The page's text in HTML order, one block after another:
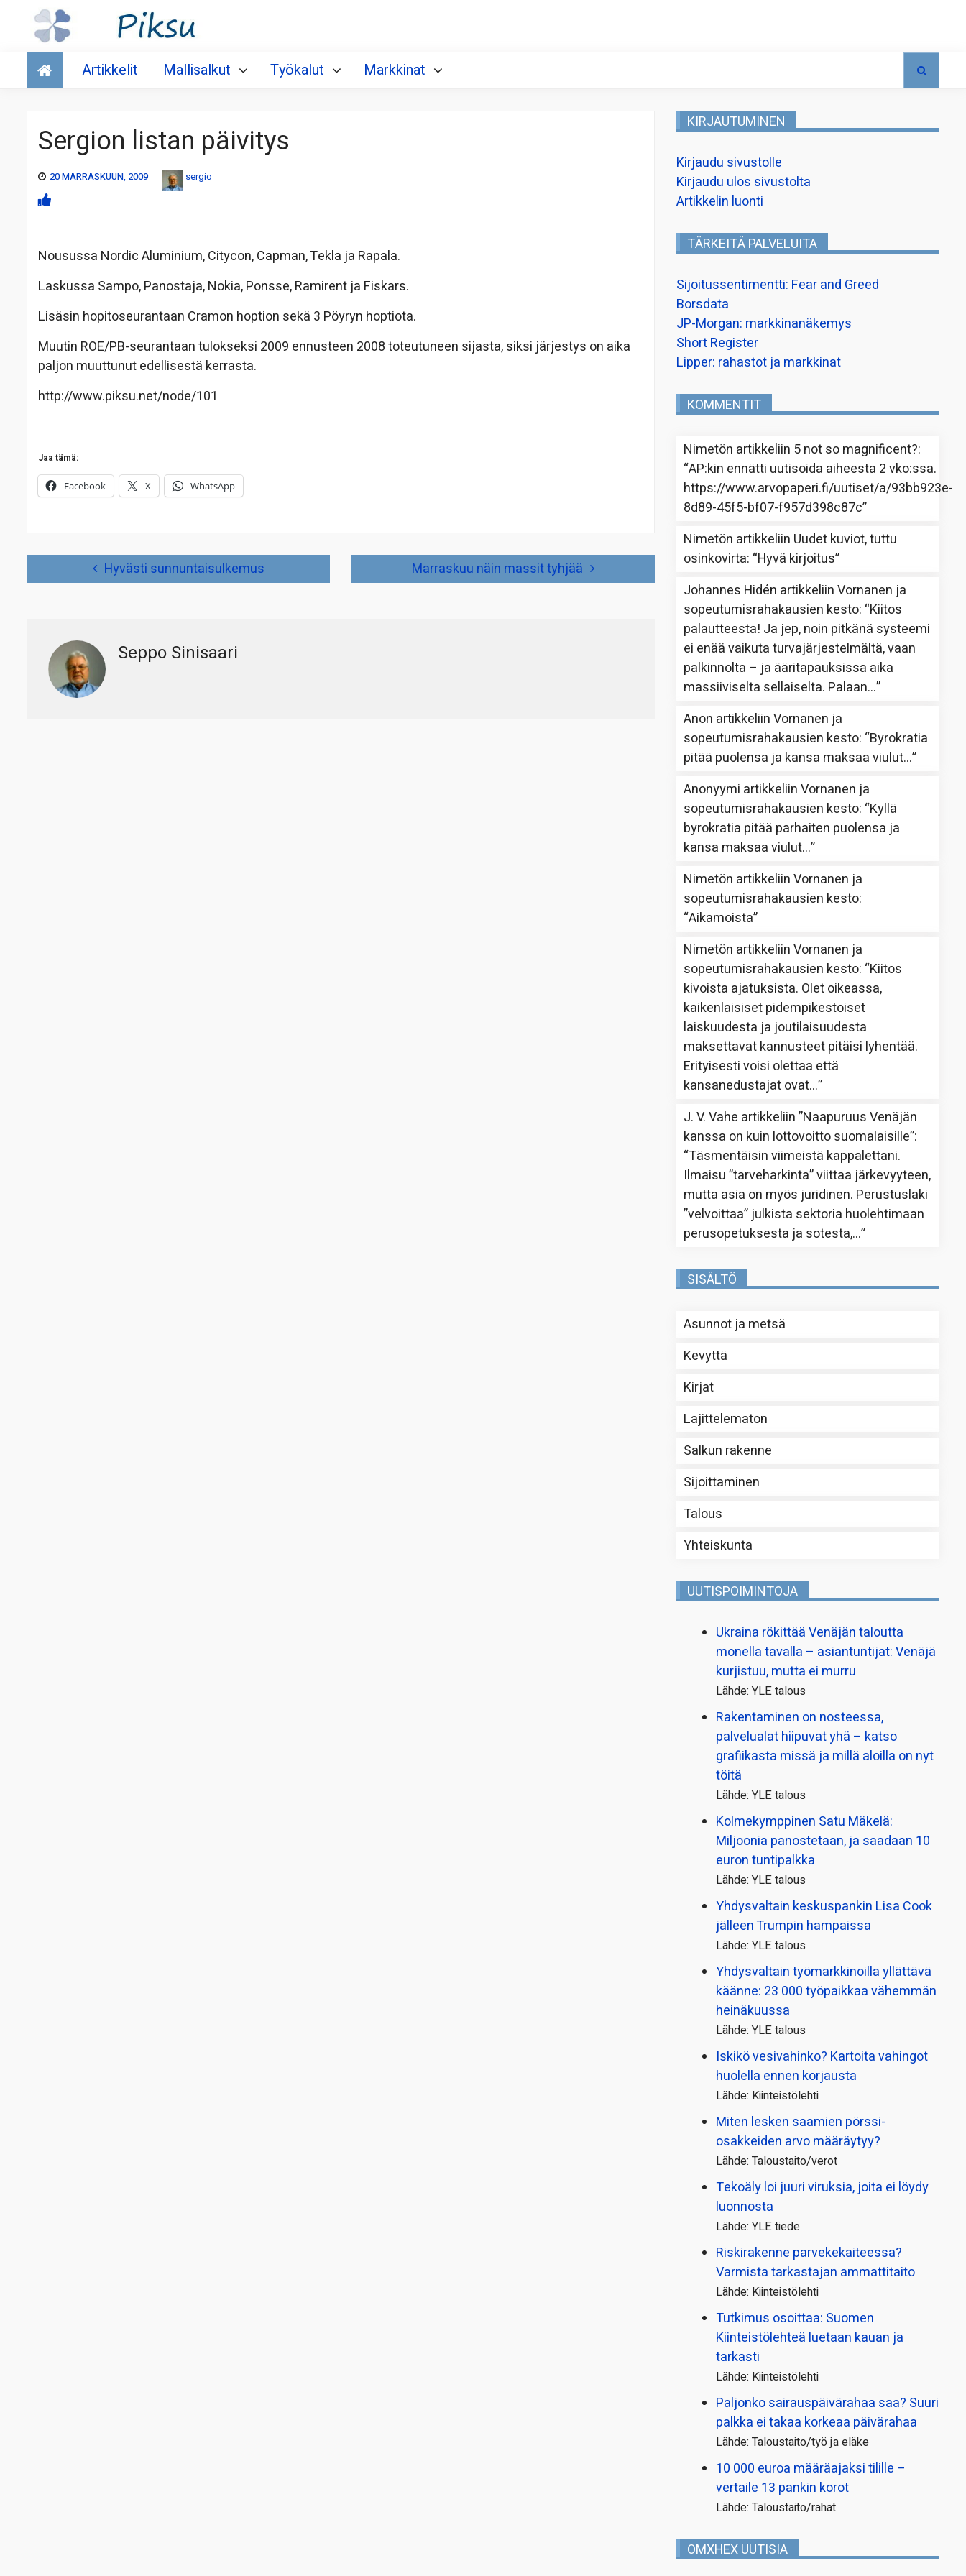
Talous
Artikkelit Mallisalkut Työkalut Markkinat
Sergion listan päivitys
20 MARRASKUUN, 2009 sergio
Nousussa Nordic Aluminium, Citycon, Capman, Tekla ja Rapala.
Laskussa Sampo, Panostaja, Nokia, Ponsse, Ramirent ja Fiskars.
Lisäsin hopitoseurantaan Cramon hoption sekä 3 Pöyryn hoptiota.
Muutin ROE/PB-seurantaan tulokseksi 2009 ennusteen 2008 toteutuneen sijasta, siksi järjestys on aika
paljon muuttunut edellisestä kerrasta.
http://www.piksu.net/node/101
Jaa tämä:
Facebook X WhatsApp
Hyvästi sunnuntaisulkemus Marraskuu näin massit tyhjää
Seppo Sinisaari
KIRJAUTUMINEN
Kirjaudu sivustolle
Kirjaudu ulos sivustolta
Artikkelin luonti
TÄRKEITÄ PALVELUITA
Sijoitussentimentti: Fear and Greed
Borsdata
JP-Morgan: markkinanäkemys
Short Register
Lipper: rahastot ja markkinat
KOMMENTIT
Nimetön artikkeliin 5 not so magnificent?:
“AP:kin ennätti uutisoida aiheesta 2 vko:ssa.
https://www.arvopaperi.fi/uutiset/a/93bb923e-
8d89-45f5-bf07-f957d398c87c”
Nimetön artikkeliin Uudet kuviot, tuttu
osinkovirta: “Hyvä kirjoitus”
Johannes Hidén artikkeliinVornanen ja
sopeutumisrahakausien kesto: “Kiitos
palautteesta! Ja jep, noin pitkänä systeemi
ei enää vaikuta turvajärjestelmältä, vaan
palkinnolta – ja ääritapauksissa aika
massiiviselta sellaiselta. Palaan…”
Anon artikkeliinVornanen ja
sopeutumisrahakausien kesto: “Byrokratia
pitää puolensa ja kansa maksaa viulut…”
Anonyymi artikkeliinVornanen ja
sopeutumisrahakausien kesto: “Kyllä
byrokratia pitää parhaiten puolensa ja
kansa maksaa viulut…”
Nimetön artikkeliinVornanen ja
sopeutumisrahakausien kesto:
“Aikamoista”
Nimetön artikkeliinVornanen ja
sopeutumisrahakausien kesto: “Kiitos
kivoista ajatuksista. Olet oikeassa,
kaikenlaisiset pidempikestoiset
laiskuudesta ja joutilaisuudesta
maksettavat kannusteet pitäisi lyhentää.
Erityisesti voisi olettaa että
kansanedustajat ovat…”
J. V. Vahe artikkeliin”Naapuruus Venäjän
kanssa on kuin lottovoitto suomalaisille”:
“Täsmentäisin viimeistä kappalettani.
Ilmaisu ”tarveharkinta” viittaa järkevyyteen,
mutta asia on myös juridinen. Perustuslaki
”velvoittaa” julkista sektoria huolehtimaan
perusopetuksesta ja sotesta,…”
SISÄLTÖ
Asunnot ja metsä
Kevyttä
Kirjat
Lajittelematon
Salkun rakenne
Sijoittaminen
Talous
Yhteiskunta
UUTISPOIMINTOJA
Ukraina rökittää Venäjän taloutta
monella tavalla – asiantuntijat: Venäjä
kurjistuu, mutta ei murru
Lähde: YLE talous
Rakentaminen on nosteessa,
palvelualat hiipuvat yhä – katso
grafiikasta missä ja millä aloilla on nyt
töitä
Lähde: YLE talous
Kolmekymppinen Satu Mäkelä:
Miljoonia panostetaan, ja saadaan 10
euron tuntipalkka
Lähde: YLE talous
Yhdysvaltain keskuspankin Lisa Cook
jälleen Trumpin hampaissa
Lähde: YLE talous
Yhdysvaltain työmarkkinoilla yllättävä
käänne: 23 000 työpaikkaa vähemmän
heinäkuussa
Lähde: YLE talous
Iskikö vesivahinko? Kartoita vahingot
huolella ennen korjausta
Lähde: Kiinteistölehti
Miten lesken saamien pörssi­
osakkeiden arvo määräytyy?
Lähde: Taloustaito/verot
Tekoäly loi juuri viruksia, joita ei löydy
luonnosta
Lähde: YLE tiede
Riskirakenne parvekekaiteessa?
Varmista tarkastajan ammattitaito
Lähde: Kiinteistölehti
Tutkimus osoittaa: Suomen
Kiinteistölehteä luetaan kauan ja
tarkasti
Lähde: Kiinteistölehti
Paljonko sairauspäivä­rahaa saa? Suuri
palkka ei takaa korkeaa päivärahaa
Lähde: Taloustaito/työ ja eläke
10 000 euroa määräajaksi tilille –
vertaile 13 pankin korot
Lähde: Taloustaito/rahat
OMXHEX UUTISIA